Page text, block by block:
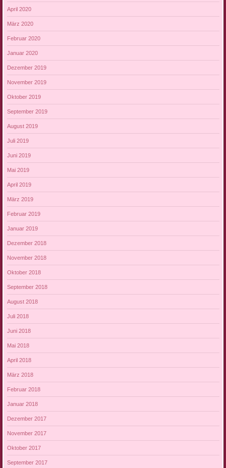
April 2020
März 2020
Februar 2020
Januar 2020
Dezember 2019
November 2019
Oktober 2019
September 2019
August 2019
Juli 2019
Juni 2019
Mai 2019
April 2019
März 2019
Februar 2019
Januar 2019
Dezember 2018
November 2018
Oktober 2018
September 2018
August 2018
Juli 2018
Juni 2018
Mai 2018
April 2018
März 2018
Februar 2018
Januar 2018
Dezember 2017
November 2017
Oktober 2017
September 2017